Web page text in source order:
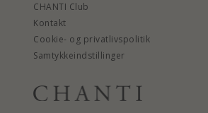
CHANTI Club
Kontakt
Cookie- og privatlivspolitik
Samtykkeindstillinger